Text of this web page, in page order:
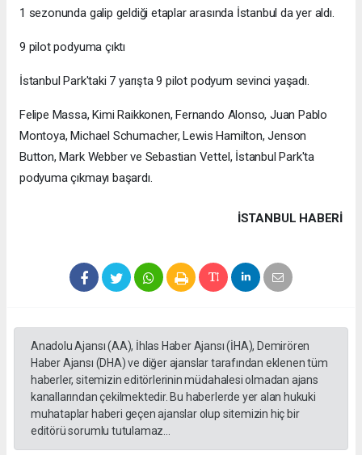
1 sezonunda galip geldiği etaplar arasında İstanbul da yer aldı.
9 pilot podyuma çıktı
İstanbul Park'taki 7 yarışta 9 pilot podyum sevinci yaşadı.
Felipe Massa, Kimi Raikkonen, Fernando Alonso, Juan Pablo
Montoya, Michael Schumacher, Lewis Hamilton, Jenson
Button, Mark Webber ve Sebastian Vettel, İstanbul Park'ta
podyuma çıkmayı başardı.
İSTANBUL HABERİ
Anadolu Ajansı (AA), İhlas Haber Ajansı (İHA), Demirören
Haber Ajansı (DHA) ve diğer ajanslar tarafından eklenen tüm
haberler, sitemizin editörlerinin müdahalesi olmadan ajans
kanallarından çekilmektedir. Bu haberlerde yer alan hukuki
muhataplar haberi geçen ajanslar olup sitemizin hiç bir
editörü sorumlu tutulamaz...